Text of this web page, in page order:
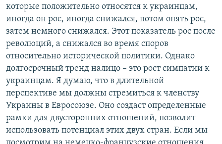
которые положительно относятся к украинцам,
иногда он рос, иногда снижался, потом опять рос,
затем немного снижался. Этот показатель рос после
революций, а снижался во время споров
относительно исторической политики. Однако
долгосрочный тренд налицо – это рост симпатии к
украинцам. Я думаю, что в длительной
перспективе мы должны стремиться к членству
Украины в Евросоюзе. Оно создаст определенные
рамки для двусторонних отношений, позволит
использовать потенциал этих двух стран. Если мы